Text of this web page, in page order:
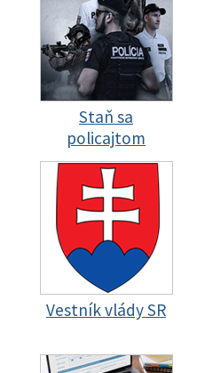
Staň sa
policajtom
Vestník vlády SR